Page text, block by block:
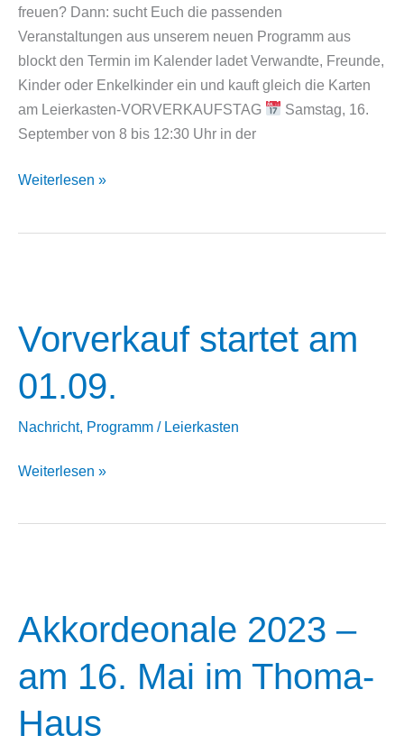
freuen? Dann: sucht Euch die passenden
Veranstaltungen aus unserem neuen Programm aus
blockt den Termin im Kalender ladet Verwandte, Freunde,
Kinder oder Enkelkinder ein und kauft gleich die Karten
am Leierkasten-VORVERKAUFSTAG
Samstag, 16.
September von 8 bis 12:30 Uhr in der
Kommt
Weiterlesen »
Vorverkauf startet am
01.09.
Nachricht, Programm / Leierkasten
Vorverkauf
Weiterlesen »
Akkordeonale 2023 –
am 16. Mai im Thoma-
Haus